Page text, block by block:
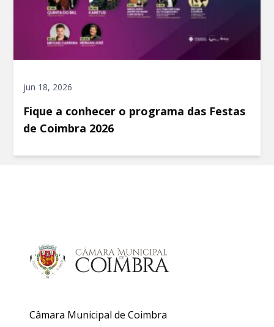
jun 18, 2026
Fique a conhecer o programa das Festas
de Coimbra 2026
Câmara Municipal de Coimbra